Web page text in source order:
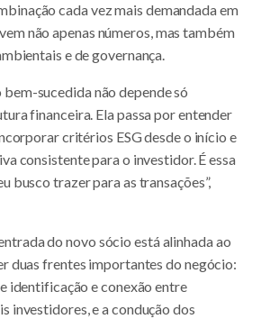
cada vez mais demandada em
não apenas números, mas também
e de governança.
bem-sucedida não depende só
financeira. Ela passa por entender
critérios ESG desde o início e
consistente para o investidor. É essa
busco trazer para as transações”,
do novo sócio está alinhada ao
duas frentes importantes do negócio:
identificação e conexão entre
investidores, e a condução dos